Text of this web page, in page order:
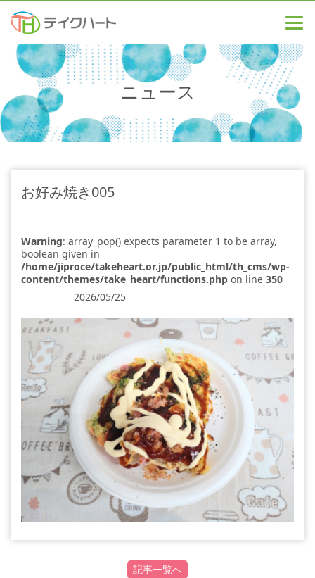
ニュース
お好み焼き005
Warning: array_pop() expects parameter 1 to be array,
boolean given in
/home/jiproce/takeheart.or.jp/public_html/th_cms/wp-
content/themes/take_heart/functions.php on line 350
2026/05/25
記事一覧へ